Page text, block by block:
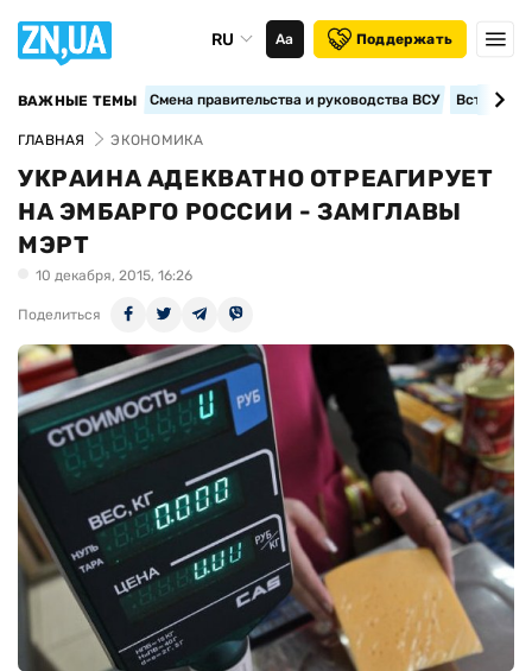
RU Аа Поддержать
ВАЖНЫЕ ТЕМЫ Смена правительства и руководства ВСУ
ГЛАВНАЯ ЭКОНОМИКА
УКРАИНА АДЕКВАТНО ОТРЕАГИРУЕТ
НА ЭМБАРГО РОССИИ - ЗАМГЛАВЫ
МЭРТ
10 декабря, 2015, 16:26
Поделиться